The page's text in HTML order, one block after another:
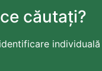
căutați?